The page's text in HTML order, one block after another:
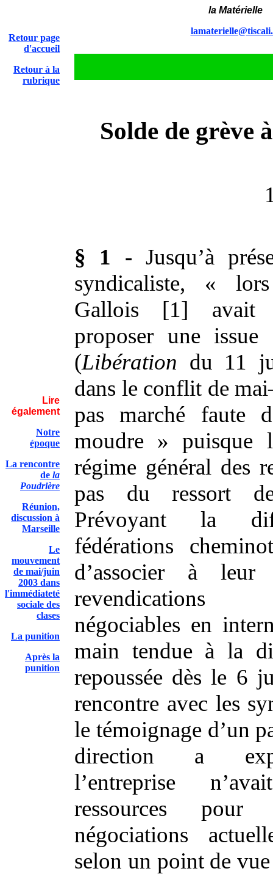
la Matérielle
Retour page
d'accueil
Retour à la
rubrique
Solde de grève
§ 1 - Jusqu’à
syndicaliste, «
Gallois [1] avait
proposer une
(Libération du 11
dans le conflit de
pas marché faute
moudre » puisque
régime général des
pas du ressort
Prévoyant la
fédérations
d’associer à leur
revendications
négociables en
main tendue à la
repoussée dès le 6
rencontre avec les
le témoignage d’un
direction a
l’entreprise
ressources pour
négociations
selon un point de
Lire
également
Notre
époque
La rencontre
de la
Poudrière
Réunion,
discussion à
Marseille
Le
mouvement
de mai/juin
2003 dans
l'immédiateté
sociale des
clases
La punition
Après la
punition